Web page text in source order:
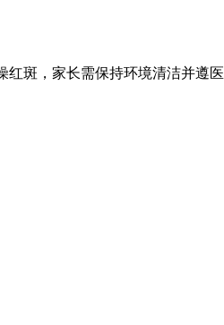
红斑，家长需保持环境清洁并遵医